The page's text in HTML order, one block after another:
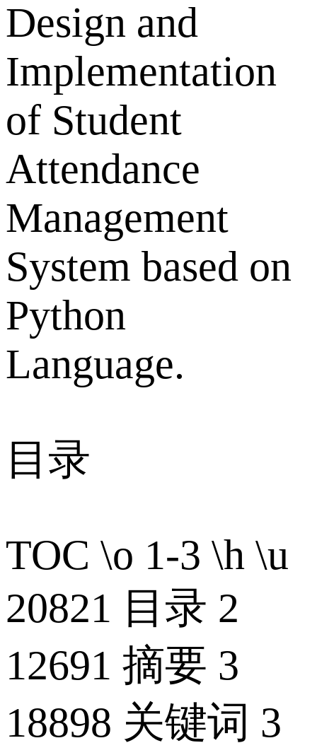
Design and
Implementation
of Student
Attendance
Management
System based on
Python
Language.
目录
TOC \o 1-3 \h \u
20821 目录 2
12691 摘要 3
18898 关键词 3